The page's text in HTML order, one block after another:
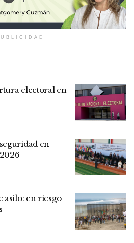
electoral en
en
asilo: en riesgo